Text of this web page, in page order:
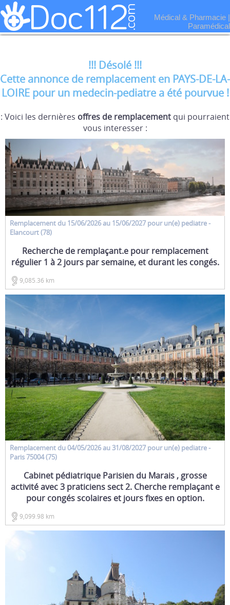
Médical & Pharmacie |
Paramédical
!!! Désolé !!!
Cette annonce de remplacement en PAYS-DE-LA-
LOIRE pour un medecin-pediatre a été pourvue !
: Voici les dernières offres de remplacement qui pourraient
vous interesser :
Remplacement du 15/06/2026 au 15/06/2027 pour un(e) pediatre-
Elancourt (78)
Recherche de remplaçant.e pour remplacement
régulier 1 à 2 jours par semaine, et durant les congés.
9,085.36 km
Remplacement du 04/05/2026 au 31/08/2027 pour un(e) pediatre-
Paris 75004 (75)
Cabinet pédiatrique Parisien du Marais , grosse
activité avec 3 praticiens sect 2. Cherche remplaçant e
pour congés scolaires et jours fixes en option.
9,099.98 km